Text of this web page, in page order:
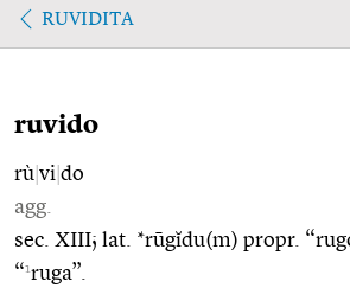
RUVIDITA
ruvido
rù vi do
agg.
sec. XIII; lat. *rūgĭdu(m) propr.
“1ruga”.